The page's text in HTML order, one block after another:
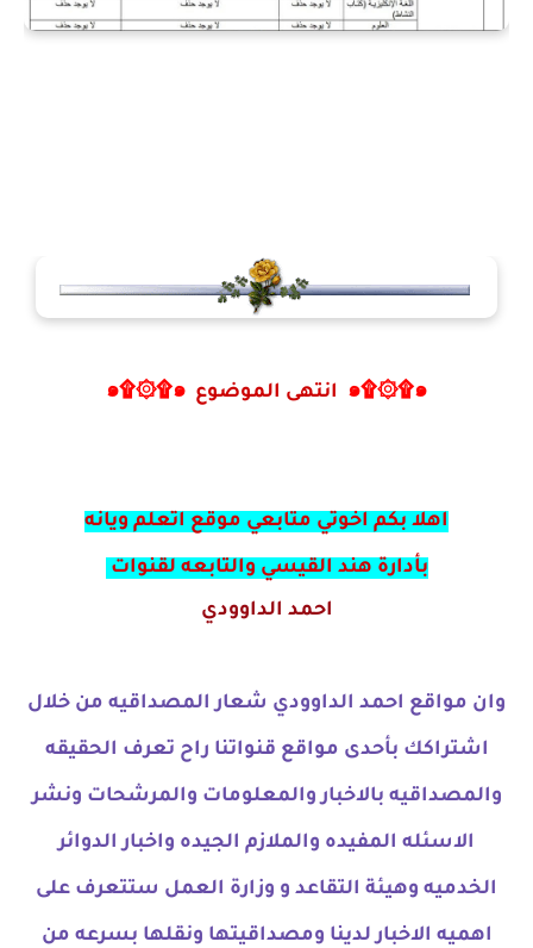
๑۩۞۩๑ انتهى الموضوع ๑۩۞۩๑
اهلا بكم اخوتي متابعي موقع اتعلم ويانه
بأدارة هند القيسي والتابعه لقنوات
احمد الداوودي
وان مواقع احمد الداوودي شعار المصداقيه من خلال
اشتراكك بأحدى مواقع قنواتنا راح تعرف الحقيقه
والمصداقيه بالاخبار والمعلومات والمرشحات ونشر
الاسئله المفيده والملازم الجيده واخبار الدوائر
الخدميه وهيئة التقاعد و وزارة العمل ستتعرف على
اهميه الاخبار لدينا ومصداقيتها ونقلها بسرعه من